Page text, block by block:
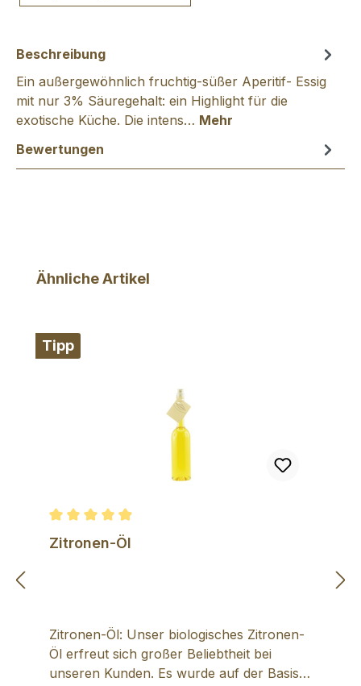
Beschreibung
Ein außergewöhnlich fruchtig-süßer Aperitif- Essig
mit nur 3% Säuregehalt: ein Highlight für die
exotische Küche. Die intens… Mehr
Bewertungen
Produktgalerie überspringen
Ähnliche Artikel
Tipp
Durchschnittliche Bewertung von 4.92 von 5
Zitronen-Öl
Zitronen-Öl: Unser biologisches Zitronen-
Öl erfreut sich großer Beliebtheit bei
unseren Kunden. Es wurde auf der Basis